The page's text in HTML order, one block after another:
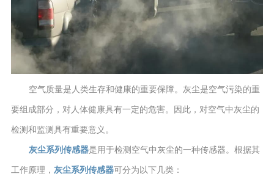
空气质量是人类生存和健康的重要保障。灰尘是空气污染的重
要组成部分，对人体健康具有一定的危害。因此，对空气中灰尘的
检测和监测具有重要意义。
灰尘系列传感器是用于检测空气中灰尘的一种传感器。根据其
工作原理， 灰尘系列传感器可分为以下几类：